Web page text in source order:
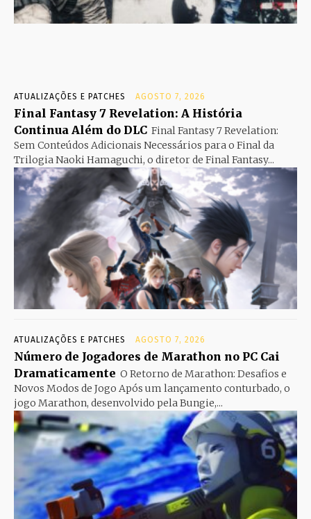
ATUALIZAÇÕES E PATCHES AGOSTO 7, 2026
Final Fantasy 7 Revelation: A História
Continua Além do DLC Final Fantasy 7 Revelation:
Sem Conteúdos Adicionais Necessários para o Final da
Trilogia Naoki Hamaguchi, o diretor de Final Fantasy...
ATUALIZAÇÕES E PATCHES AGOSTO 7, 2026
Número de Jogadores de Marathon no PC Cai
Dramaticamente O Retorno de Marathon: Desafios e
Novos Modos de Jogo Após um lançamento conturbado, o
jogo Marathon, desenvolvido pela Bungie,...